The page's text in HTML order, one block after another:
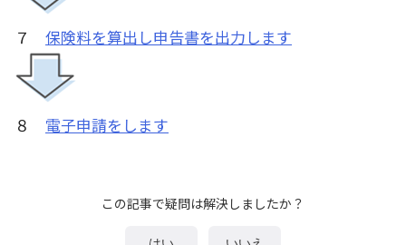
７ 保険料を算出し申告書を出力します
８ 電子申請をします
この記事で疑問は解決しましたか？